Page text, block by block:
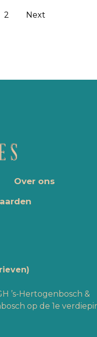
2 Next
Over ons
’s-Hertogenbosch &
op de 1e